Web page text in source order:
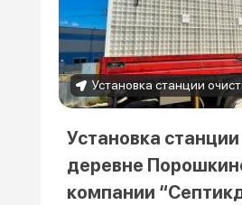
Установка
деревне
компании